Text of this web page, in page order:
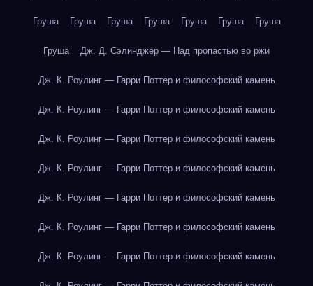
Груша Груша Груша Груша Груша Груша Груша
Груша Дж. Д. Сэлинджер — Над пропастью во ржи
Дж. К. Роулинг — Гарри Поттер и философский камень
Дж. К. Роулинг — Гарри Поттер и философский камень
Дж. К. Роулинг — Гарри Поттер и философский камень
Дж. К. Роулинг — Гарри Поттер и философский камень
Дж. К. Роулинг — Гарри Поттер и философский камень
Дж. К. Роулинг — Гарри Поттер и философский камень
Дж. К. Роулинг — Гарри Поттер и философский камень